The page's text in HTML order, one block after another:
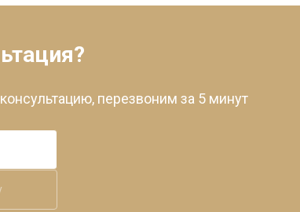
перезвоним за 5 минут